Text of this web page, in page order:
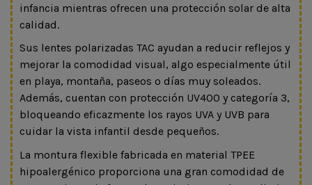
infancia mientras ofrecen una protección solar de alta
calidad.
Sus lentes polarizadas TAC ayudan a reducir reflejos y
mejorar la comodidad visual, algo especialmente útil
en playa, montaña, paseos o días muy soleados.
Además, cuentan con protección UV400 y categoría 3,
bloqueando eficazmente los rayos UVA y UVB para
cuidar la vista infantil desde pequeños.
La montura flexible fabricada en material TPEE
hipoalergénico proporciona una gran comodidad de